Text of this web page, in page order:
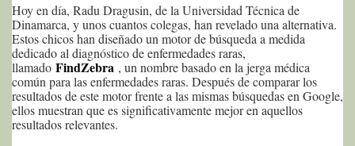
Hoy en día, Radu Dragusin, de la Universidad Técnica de
Dinamarca, y unos cuantos colegas, han revelado una alternativa.
Estos chicos han diseñado un motor de búsqueda a medida
dedicado al diagnóstico de enfermedades raras,
llamado FindZebra , un nombre basado en la jerga médica
común para las enfermedades raras. Después de comparar los
resultados de este motor frente a las mismas búsquedas en Google,
ellos muestran que es significativamente mejor en aquellos
resultados relevantes.